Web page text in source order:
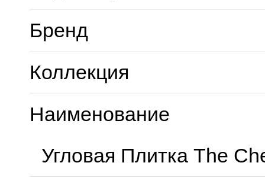
Бренд
Коллекция
Наименование
Угловая Плитка The